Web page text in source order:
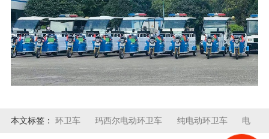
本文标签： 环卫车 玛西尔电动环卫车 纯电动环卫车 电